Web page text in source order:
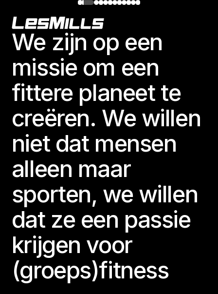
Footer
We zijn op een
missie om een
fittere planeet te
creëren. We willen
niet dat mensen
alleen maar
sporten, we willen
dat ze een passie
krijgen voor
(groeps)fitness